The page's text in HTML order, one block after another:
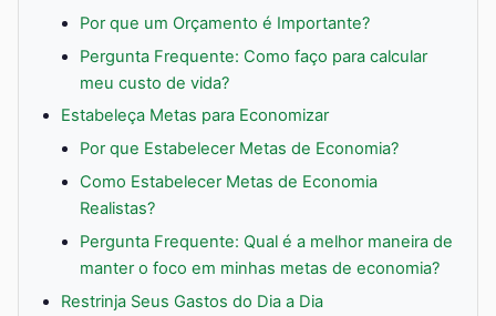
Por que um Orçamento é Importante?
Pergunta Frequente: Como faço para calcular
meu custo de vida?
Estabeleça Metas para Economizar
Por que Estabelecer Metas de Economia?
Como Estabelecer Metas de Economia
Realistas?
Pergunta Frequente: Qual é a melhor maneira de
manter o foco em minhas metas de economia?
Restrinja Seus Gastos do Dia a Dia